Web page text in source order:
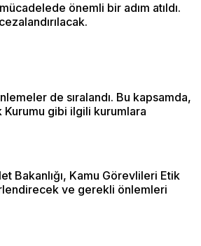
önemli bir adım atıldı.
de sıralandı. Bu kapsamda,
Kurumu gibi ilgili kurumlara
Bakanlığı, Kamu Görevlileri Etik
ve gerekli önlemleri